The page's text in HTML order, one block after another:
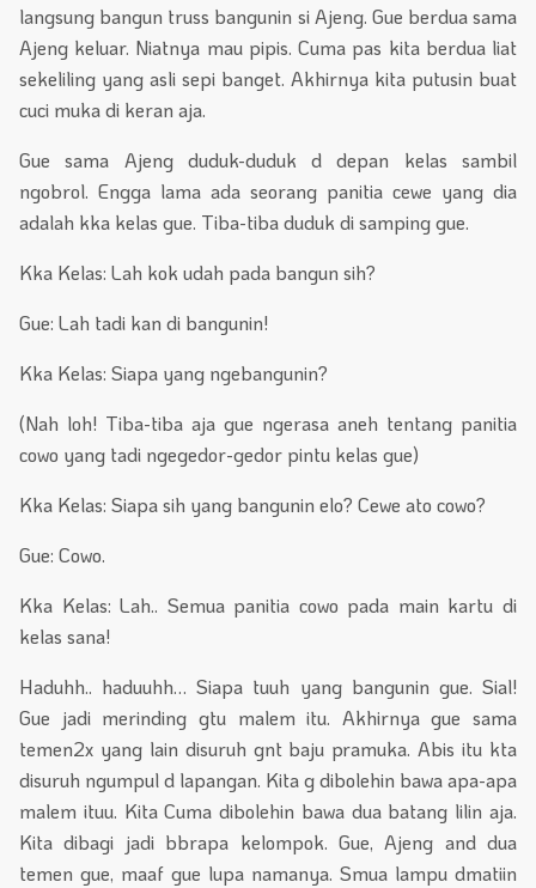
langsung bangun truss bangunin si Ajeng. Gue berdua sama
Ajeng keluar. Niatnya mau pipis. Cuma pas kita berdua liat
sekeliling yang asli sepi banget. Akhirnya kita putusin buat
cuci muka di keran aja.
Gue sama Ajeng duduk-duduk d depan kelas sambil
ngobrol. Engga lama ada seorang panitia cewe yang dia
adalah kka kelas gue. Tiba-tiba duduk di samping gue.
Kka Kelas: Lah kok udah pada bangun sih?
Gue: Lah tadi kan di bangunin!
Kka Kelas: Siapa yang ngebangunin?
(Nah loh! Tiba-tiba aja gue ngerasa aneh tentang panitia
cowo yang tadi ngegedor-gedor pintu kelas gue)
Kka Kelas: Siapa sih yang bangunin elo? Cewe ato cowo?
Gue: Cowo.
Kka Kelas: Lah.. Semua panitia cowo pada main kartu di
kelas sana!
Haduhh.. haduuhh… Siapa tuuh yang bangunin gue. Sial!
Gue jadi merinding gtu malem itu. Akhirnya gue sama
temen2x yang lain disuruh gnt baju pramuka. Abis itu kta
disuruh ngumpul d lapangan. Kita g dibolehin bawa apa-apa
malem ituu. Kita Cuma dibolehin bawa dua batang lilin aja.
Kita dibagi jadi bbrapa kelompok. Gue, Ajeng and dua
temen gue, maaf gue lupa namanya. Smua lampu dmatiin